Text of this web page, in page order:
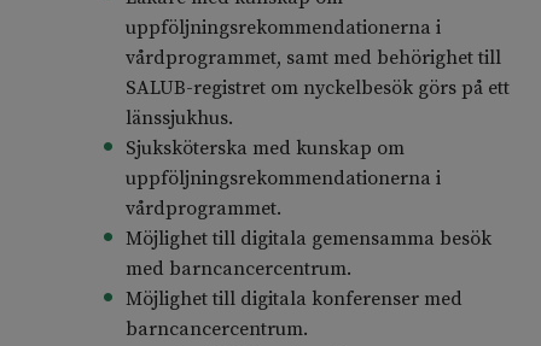
uppföljningsrekommendationerna i
vårdprogrammet, samt med behörighet till
SALUB-registret om nyckelbesök görs på ett
länssjukhus.
Sjuksköterska med kunskap om
uppföljningsrekommendationerna i
vårdprogrammet.
Möjlighet till digitala gemensamma besök
med barncancercentrum.
Möjlighet till digitala konferenser med
barncancercentrum.